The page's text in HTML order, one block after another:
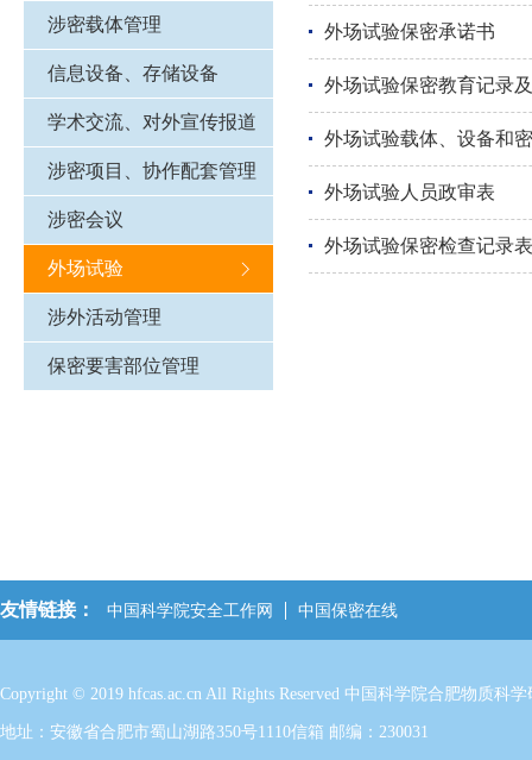
涉密载体管理
信息设备、存储设备
学术交流、对外宣传报道
涉密项目、协作配套管理
涉密会议
外场试验
涉外活动管理
保密要害部位管理
外场试验保密承诺书
外场试验保密教育记录
外场试验载体、设备和
外场试验人员政审表
外场试验保密检查记录表
友情链接： 中国科学院安全工作网 中国保密在线
Copyright © 2019 hfcas.ac.cn All Rights Reserved 中国科学院合肥物质科
地址：安徽省合肥市蜀山湖路350号1110信箱 邮编：230031